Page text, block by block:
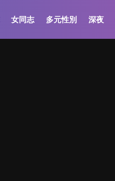
女同志 多元性別 深夜